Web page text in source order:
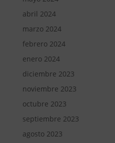
abril 2024
marzo 2024
febrero 2024
enero 2024
diciembre 2023
noviembre 2023
octubre 2023
septiembre 2023
agosto 2023